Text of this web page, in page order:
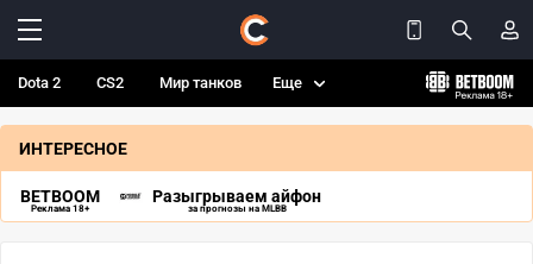
Dota 2 CS2 Мир танков Еще
ИНТЕРЕСНОЕ
BETBOOM
Реклама 18+
Разыгрываем айфон
за прогнозы на MLBB